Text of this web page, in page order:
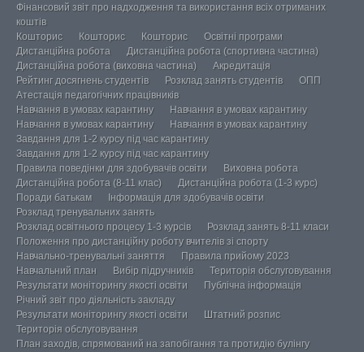
Фінансовий звіт про надходження та використання всіх отриманих
коштів
Кошторис
Кошторис Кошторис
Освітні програми
Дистанційна робота
Дистанційна робота (спортивна частина)
Дистанційна робота (виховна частина)
Акредитація
Рейтинг досягнень студентів
Розклад занять студентів
ОПП
Атестація педагогічних працівників
Навчання в умовах карантину
Навчання в умовах карантину
Навчання в умовах карантину
Навчання в умовах карантину
Завдання для 1-2 курсу під час карантину
Завдання для 1-2 курсу під час карантину
Правила поведінки для здобувачів освіти
Виховна робота
Дистанційна робота (8-11 клас)
Дистанційна робота (1-3 курс)
Поради батькам
Інформація для здобувачів освіти
Розклад тренувальних занять
Розклад освітнього процесу 1-3 курсів
Розклад занять 8-11 класи
Положення про дистанційну роботу вчителів зі спорту
Навчально-тренувальні заняття
Правила прийому 2023
Навчальний план
Вибір підручників
Територія обслуговування
Результати моніторингу якості освіти
Публічна інформація
Річний звіт про діяльність закладу
Результати моніторингу якості освіти
Штатний розпис
Територія обслуговування
План заходів, спрямований на запобігання та протидію булінгу